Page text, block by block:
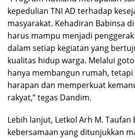
kepedulian TNI AD terhadap
masyarakat. Kehadiran Babinsa
harus mampu menjadi
dalam setiap kegiatan yang
kualitas hidup warga. Melalui
hanya membangun rumah,
harapan dan memperkuat
rakyat,” tegas Dandim.
Lebih lanjut, Letkol Arh M.
kebersamaan yang ditunjukkan